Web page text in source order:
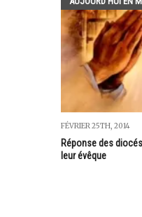
FÉVRIER 25TH, 2014
Réponse des
leur évêque